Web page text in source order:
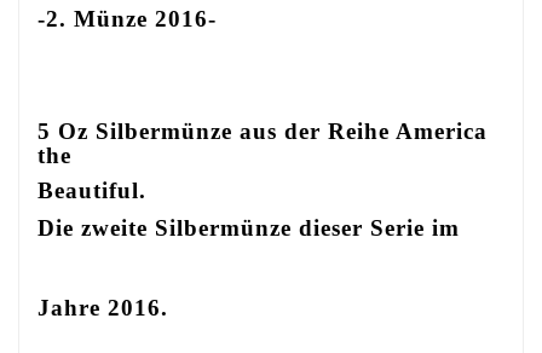
-2. Münze 2016-
5 Oz Silbermünze aus der Reihe America
the
Beautiful.
Die zweite Silbermünze dieser Serie im
Jahre 2016.